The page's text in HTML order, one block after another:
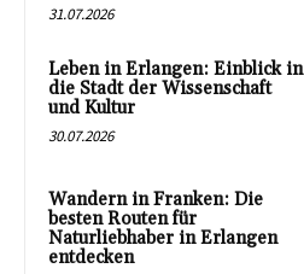
31.07.2026
Leben in Erlangen: Einblick in
die Stadt der Wissenschaft
und Kultur
30.07.2026
Wandern in Franken: Die
besten Routen für
Naturliebhaber in Erlangen
entdecken